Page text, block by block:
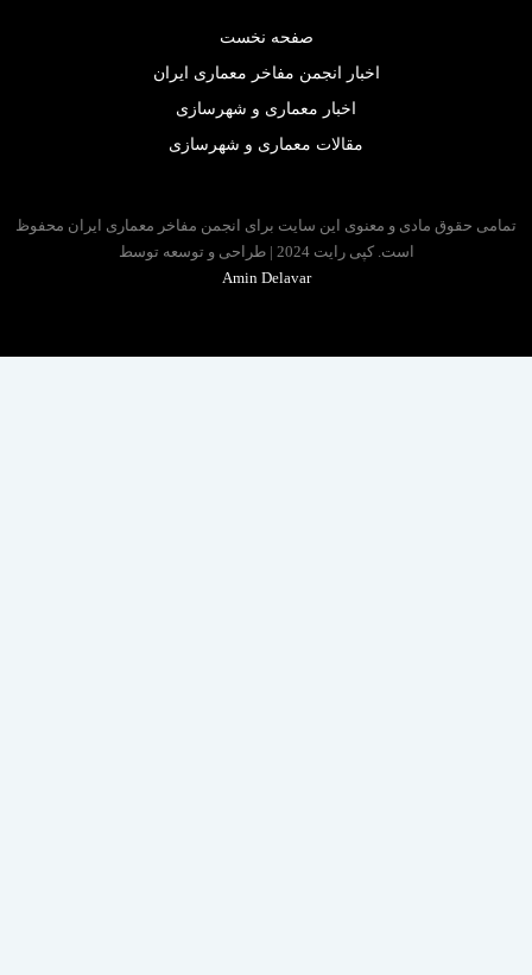
صفحه نخست
اخبار انجمن مفاخر معماری ایران
اخبار معماری و شهرسازی
مقالات معماری و شهرسازی
حقوق مادی و معنوی این سایت برای انجمن مفاخر معماری ایران محفوظ
است. کپی رایت 2024 | طراحی و توسعه توسط
Amin Delavar